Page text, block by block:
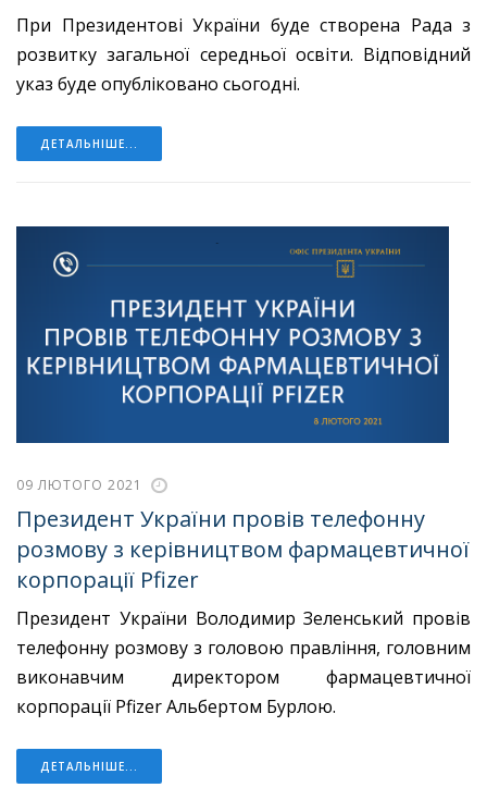
При Президентові України буде створена Рада з
розвитку загальної середньої освіти. Відповідний
указ буде опубліковано сьогодні.
ДЕТАЛЬНІШЕ...
09 ЛЮТОГО 2021
Президент України провів телефонну
розмову з керівництвом фармацевтичної
корпорації Pfizer
Президент України Володимир Зеленський провів
телефонну розмову з головою правління, головним
виконавчим директором фармацевтичної
корпорації Pfizer Альбертом Бурлою.
ДЕТАЛЬНІШЕ...